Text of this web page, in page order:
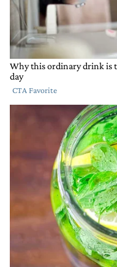
Jaja jajajaja milei
jajaja jajajaja
RESPONDER 0
Comentario de Dario
Dejen de
trabajo, delen 90
habilidades. Es
pobresa. Y se
la politicas.
RESPONDER
1
Respuesta de
Fernando Dulce
Responder aDario Carda
Dario Carda en
cambio a 3
mismos no les
que echar a todos.